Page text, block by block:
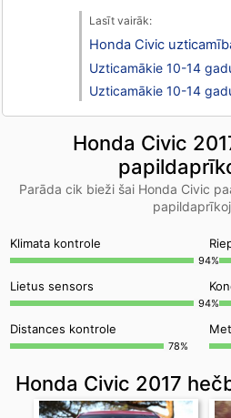
Honda Civic
Uzticamākie 10-14
Uzticamākie 10-14
Honda Civic
Parāda cik bieži šai Honda Civic
Klimata kontrole
94%
Lietus sensors
94%
Distances kontrole
78%
Honda Civic 2017